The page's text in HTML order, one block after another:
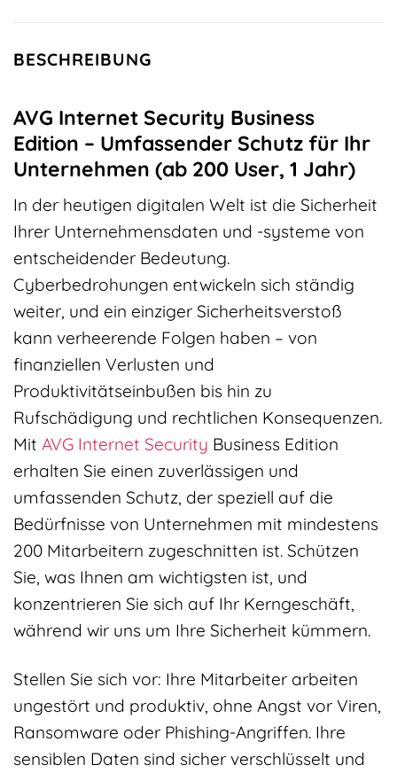
BESCHREIBUNG
AVG Internet Security Business
Edition – Umfassender Schutz für Ihr
Unternehmen (ab 200 User, 1 Jahr)
In der heutigen digitalen Welt ist die Sicherheit
Ihrer Unternehmensdaten und -systeme von
entscheidender Bedeutung.
Cyberbedrohungen entwickeln sich ständig
weiter, und ein einziger Sicherheitsverstoß
kann verheerende Folgen haben – von
finanziellen Verlusten und
Produktivitätseinbußen bis hin zu
Rufschädigung und rechtlichen Konsequenzen.
Mit AVG Internet Security Business Edition
erhalten Sie einen zuverlässigen und
umfassenden Schutz, der speziell auf die
Bedürfnisse von Unternehmen mit mindestens
200 Mitarbeitern zugeschnitten ist. Schützen
Sie, was Ihnen am wichtigsten ist, und
konzentrieren Sie sich auf Ihr Kerngeschäft,
während wir uns um Ihre Sicherheit kümmern.
Stellen Sie sich vor: Ihre Mitarbeiter arbeiten
ungestört und produktiv, ohne Angst vor Viren,
Ransomware oder Phishing-Angriffen. Ihre
sensiblen Daten sind sicher verschlüsselt und